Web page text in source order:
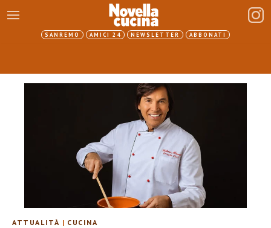
SANREMO AMICI 24 NEWSLETTER ABBONATI
ATTUALITÀ | CUCINA